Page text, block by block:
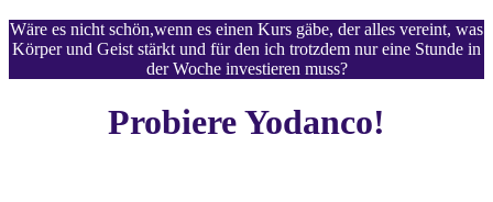
Wäre es nicht schön,wenn es einen Kurs gäbe, der alles vereint, was
Körper und Geist stärkt und für den ich trotzdem nur eine Stunde in
der Woche investieren muss?
Probiere Yodanco!